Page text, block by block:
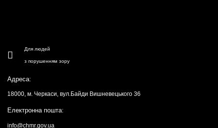
Для людей
з порушенням зору
Адреса:
18000, м. Черкаси, вул.Байди Вишневецького 36
Електронна пошта:
info@chmr.gov.ua